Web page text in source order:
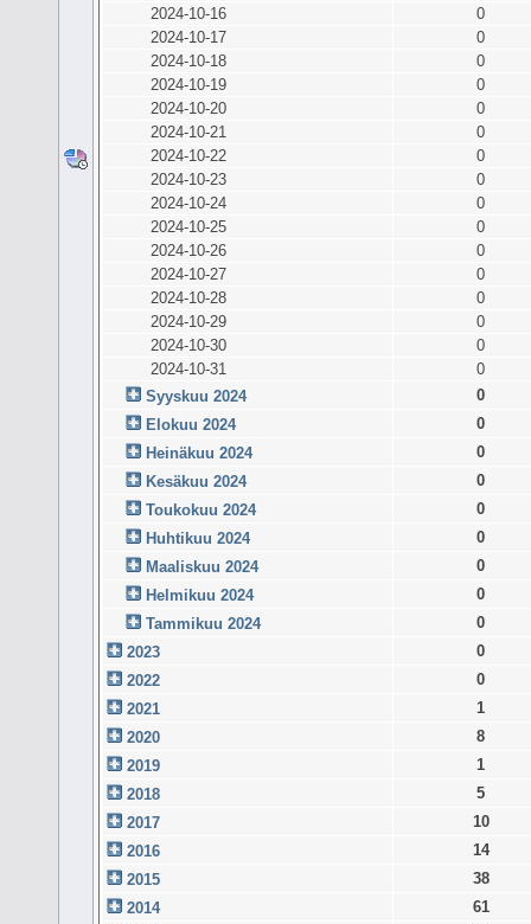
2024-10-16
0
2024-10-17
0
2024-10-18
0
2024-10-19
0
2024-10-20
0
2024-10-21
0
2024-10-22
0
2024-10-23
0
2024-10-24
0
2024-10-25
0
2024-10-26
0
2024-10-27
0
2024-10-28
0
2024-10-29
0
2024-10-30
0
2024-10-31
0
Syyskuu 2024
0
Elokuu 2024
0
Heinäkuu 2024
0
Kesäkuu 2024
0
Toukokuu 2024
0
Huhtikuu 2024
0
Maaliskuu 2024
0
Helmikuu 2024
0
Tammikuu 2024
0
2023
0
2022
0
2021
1
2020
8
2019
1
2018
5
2017
10
2016
14
2015
38
2014
61